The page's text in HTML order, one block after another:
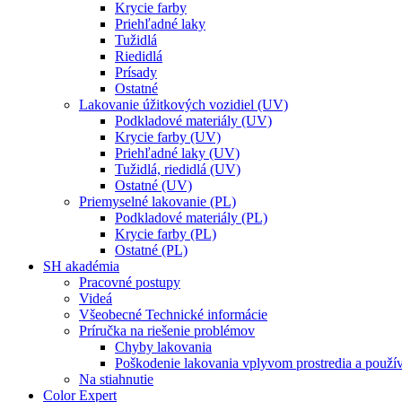
Krycie farby
Priehľadné laky
Tužidlá
Riedidlá
Prísady
Ostatné
Lakovanie úžitkových vozidiel (UV)
Podkladové materiály (UV)
Krycie farby (UV)
Priehľadné laky (UV)
Tužidlá, riedidlá (UV)
Ostatné (UV)
Priemyselné lakovanie (PL)
Podkladové materiály (PL)
Krycie farby (PL)
Ostatné (PL)
SH akadémia
Pracovné postupy
Videá
Všeobecné Technické informácie
Príručka na riešenie problémov
Chyby lakovania
Poškodenie lakovania vplyvom prostredia a
Na stiahnutie
Color Expert